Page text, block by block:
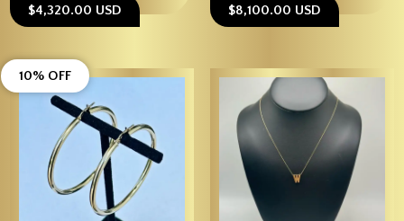
$4,320.00 USD $8,100.00 USD
10% OFF